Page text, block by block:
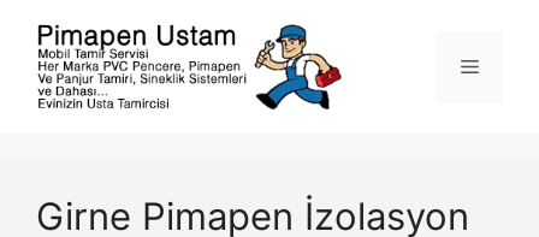
Menü
Girne Pimapen İzolasyon